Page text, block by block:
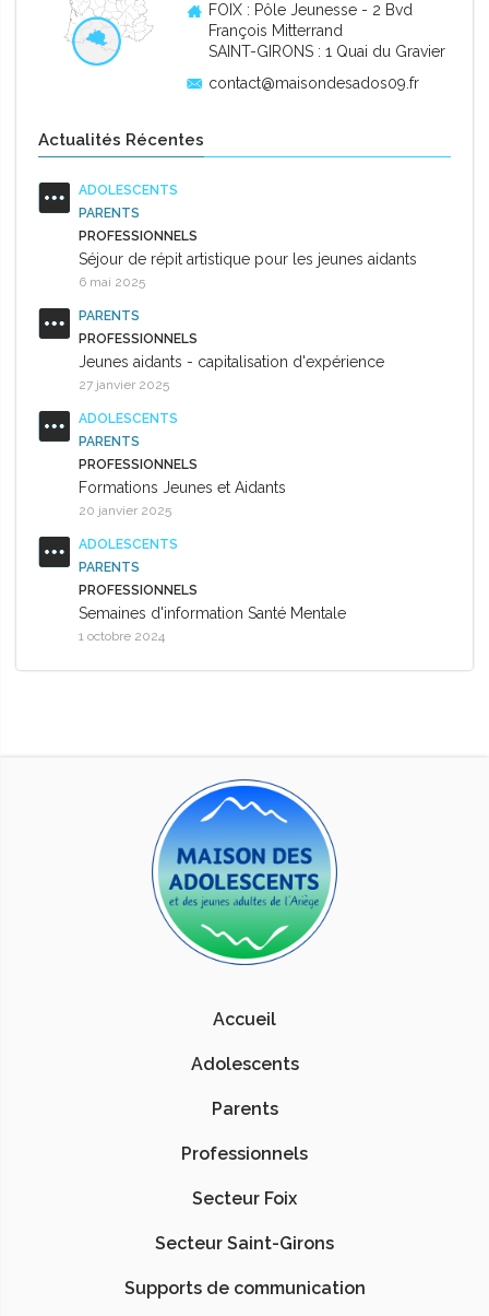
FOIX : Pôle Jeunesse - 2 Bvd
François Mitterrand
SAINT-GIRONS : 1 Quai du Gravier
contact@maisondesados09.fr
Actualités Récentes
ADOLESCENTS
PARENTS
PROFESSIONNELS
Séjour de répit artistique pour les jeunes aidants
6 mai 2025
PARENTS
PROFESSIONNELS
Jeunes aidants - capitalisation d'expérience
27 janvier 2025
ADOLESCENTS
PARENTS
PROFESSIONNELS
Formations Jeunes et Aidants
20 janvier 2025
ADOLESCENTS
PARENTS
PROFESSIONNELS
Semaines d'information Santé Mentale
1 octobre 2024
Accueil
Adolescents
Parents
Professionnels
Secteur Foix
Secteur Saint-Girons
Supports de communication